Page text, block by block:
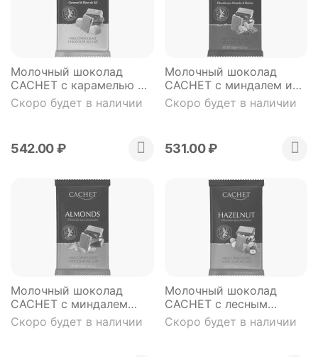
Молочный шоколад
CACHET с карамелью и
морской солью (плитка
в фольге) 300 гр
Скоро будет в наличии
542.00₽
Молочный шоколад
CACHET с миндалем и
изюмом (плитка в
фольге) 300 гр
Скоро будет в наличии
531.00₽
Молочный шоколад
CACHET с миндалем
(плитка в фольге) 300 гр
Скоро будет в наличии
Молочный шоколад
CACHET с лесным
орехом (плитка в
фольге) 300 гр
Скоро будет в наличии